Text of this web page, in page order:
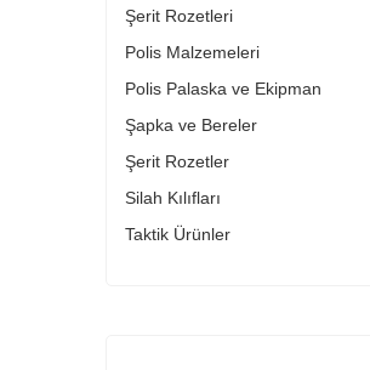
Şerit Rozetleri
Polis Malzemeleri
Polis Palaska ve Ekipman
Şapka ve Bereler
Şerit Rozetler
Silah Kılıfları
Taktik Ürünler